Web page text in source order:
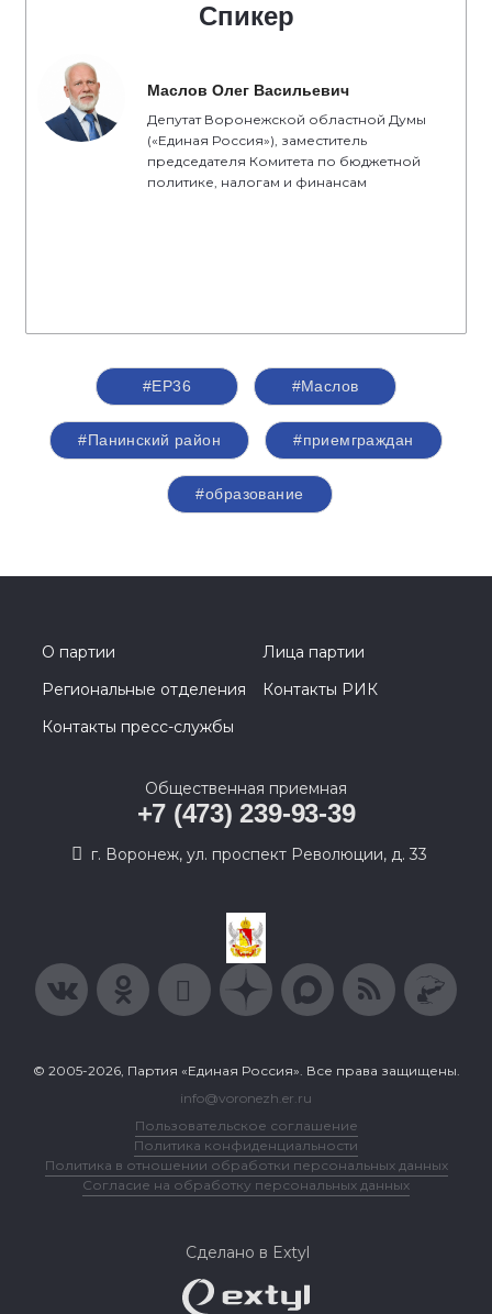
Спикер
Маслов Олег Васильевич
Депутат Воронежской областной Думы
(«Единая Россия»), заместитель
председателя Комитета по бюджетной
политике, налогам и финансам
#ЕР36 #Маслов
#Панинский район #приемграждан
#образование
О партии
Лица партии
Региональные отделения
Контакты РИК
Контакты пресс-службы
Общественная приемная
+7 (473) 239-93-39
г. Воронеж, ул. проспект Революции, д. 33
© 2005-2026, Партия «Единая Россия». Все права защищены.
info@voronezh.er.ru
Пользовательское соглашение
Политика конфиденциальности
Политика в отношении обработки персональных данных
Согласие на обработку персональных данных
Сделано в Extyl